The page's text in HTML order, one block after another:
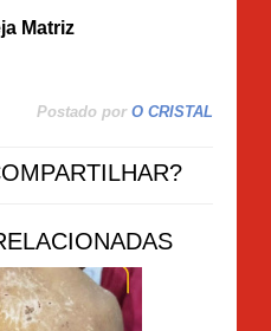
Matriz
Postado por O CRISTAL